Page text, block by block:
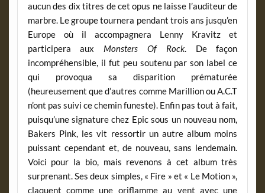
aucun des dix titres de cet opus ne laisse l’auditeur de
marbre. Le groupe tournera pendant trois ans jusqu’en
Europe où il accompagnera Lenny Kravitz et
participera aux Monsters Of Rock. De façon
incompréhensible, il fut peu soutenu par son label ce
qui provoqua sa disparition prématurée
(heureusement que d’autres comme Marillion ou A.C.T
n’ont pas suivi ce chemin funeste). Enfin pas tout à fait,
puisqu’une signature chez Epic sous un nouveau nom,
Bakers Pink, les vit ressortir un autre album moins
puissant cependant et, de nouveau, sans lendemain.
Voici pour la bio, mais revenons à cet album très
surprenant. Ses deux simples, « Fire » et « Le Motion »,
claquent comme une oriflamme au vent avec une